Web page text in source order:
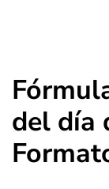
del día